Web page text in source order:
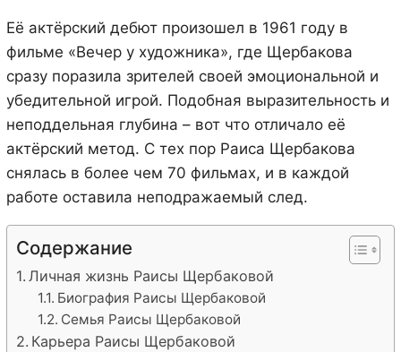
Её актёрский дебют произошел в 1961 году в
фильме «Вечер у художника», где Щербакова
сразу поразила зрителей своей эмоциональной и
убедительной игрой. Подобная выразительность и
неподдельная глубина – вот что отличало её
актёрский метод. С тех пор Раиса Щербакова
снялась в более чем 70 фильмах, и в каждой
работе оставила неподражаемый след.
Содержание
Личная жизнь Раисы Щербаковой
Биография Раисы Щербаковой
Семья Раисы Щербаковой
Карьера Раисы Щербаковой